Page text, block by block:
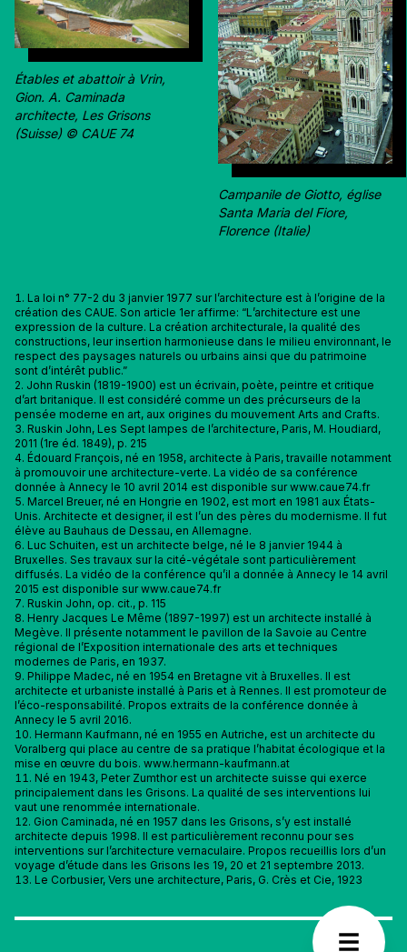
Étables et abattoir à Vrin,
Gion. A. Caminada
architecte, Les Grisons
(Suisse) © CAUE 74
Campanile de Giotto, église
Santa Maria del Fiore,
Florence (Italie)
La loi n° 77-2 du 3 janvier 1977 sur l’architecture est à l’origine de la
création des CAUE. Son article 1er affirme: “L’architecture est une
expression de la culture. La création architecturale, la qualité des
constructions, leur insertion harmonieuse dans le milieu environnant, le
respect des paysages naturels ou urbains ainsi que du patrimoine
sont d’intérêt public.”
John Ruskin (1819-1900) est un écrivain, poète, peintre et critique
d’art britanique. Il est considéré comme un des précurseurs de la
pensée moderne en art, aux origines du mouvement Arts and Crafts.
Ruskin John, Les Sept lampes de l’architecture, Paris, M. Houdiard,
2011 (1re éd. 1849), p. 215
Édouard François, né en 1958, architecte à Paris, travaille notamment
à promouvoir une architecture-verte. La vidéo de sa conférence
donnée à Annecy le 10 avril 2014 est disponible sur www.caue74.fr
Marcel Breuer, né en Hongrie en 1902, est mort en 1981 aux États-
Unis. Architecte et designer, il est l’un des pères du modernisme. Il fut
élève au Bauhaus de Dessau, en Allemagne.
Luc Schuiten, est un architecte belge, né le 8 janvier 1944 à
Bruxelles. Ses travaux sur la cité-végétale sont particulièrement
diffusés. La vidéo de la conférence qu’il a donnée à Annecy le 14 avril
2015 est disponible sur www.caue74.fr
Ruskin John, op. cit., p. 115
Henry Jacques Le Même (1897-1997) est un architecte installé à
Megève. Il présente notamment le pavillon de la Savoie au Centre
régional de l’Exposition internationale des arts et techniques
modernes de Paris, en 1937.
Philippe Madec, né en 1954 en Bretagne vit à Bruxelles. Il est
architecte et urbaniste installé à Paris et à Rennes. Il est promoteur de
l’éco-responsabilité. Propos extraits de la conférence donnée à
Annecy le 5 avril 2016.
Hermann Kaufmann, né en 1955 en Autriche, est un architecte du
Voralberg qui place au centre de sa pratique l’habitat écologique et la
mise en œuvre du bois. www.hermann-kaufmann.at
Né en 1943, Peter Zumthor est un architecte suisse qui exerce
principalement dans les Grisons. La qualité de ses interventions lui
vaut une renommée internationale.
Gion Caminada, né en 1957 dans les Grisons, s’y est installé
architecte depuis 1998. Il est particulièrement reconnu pour ses
interventions sur l’architecture vernaculaire. Propos recueillis lors d’un
voyage d’étude dans les Grisons les 19, 20 et 21 septembre 2013.
Le Corbusier, Vers une architecture, Paris, G. Crès et Cie, 1923